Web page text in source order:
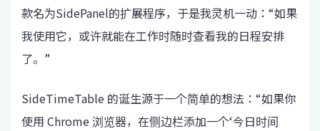
款名为SidePanel的扩展程序，于是我灵机一动：“如果
我使用它，或许就能在工作时随时查看我的日程安排
了。”
SideTimeTable 的诞生源于一个简单的想法：“如果你
使用 Chrome 浏览器，在侧边栏添加一个‘今日时间